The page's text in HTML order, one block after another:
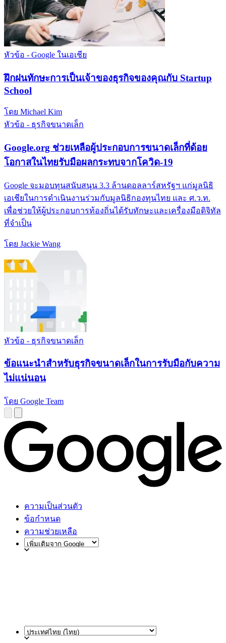
หัวข้อ - Google ในเอเชีย
ฝึกฝนทักษะการเป็นเจ้าของธุรกิจของคุณกับ Startup
School
โดย Michael Kim
หัวข้อ - ธุรกิจขนาดเล็ก
Google.org ช่วยเหลือผู้ประกอบการขนาดเล็กที่ด้อย
โอกาสในไทยรับมือผลกระทบจากโควิด-19
Google จะมอบทุนสนับสนุน 3.3 ล้านดอลลาร์สหรัฐฯ แก่มูลนิธิ
เอเชียในการดำเนินงานร่วมกับมูลนิธิกองทุนไทย และ ศ.ว.ท.
เพื่อช่วยให้ผู้ประกอบการท้องถิ่นได้รับทักษะและเครื่องมือดิจิทัล
ที่จำเป็น
โดย Jackie Wang
หัวข้อ - ธุรกิจขนาดเล็ก
ข้อแนะนำสำหรับธุรกิจขนาดเล็กในการรับมือกับความ
ไม่แน่นอน
โดย Google Team
ความเป็นส่วนตัว
ข้อกำหนด
ความช่วยเหลือ